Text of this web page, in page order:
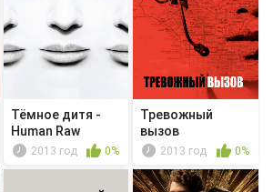
Тёмное дитя -
Human Raw
Material
2013 год 0%
Тревожный
вызов
2013 год 0%